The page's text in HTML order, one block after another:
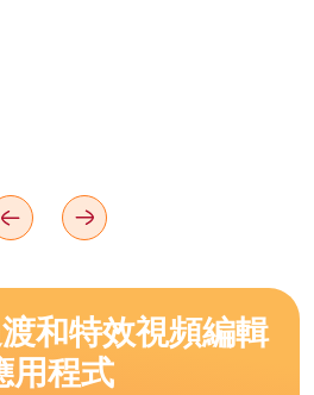
和特效視頻編輯
用程式